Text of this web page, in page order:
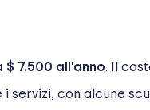
$ 7.500 all'anno. Il
servizi, con alcune